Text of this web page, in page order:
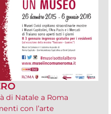
di Natale a Roma
con l’arte